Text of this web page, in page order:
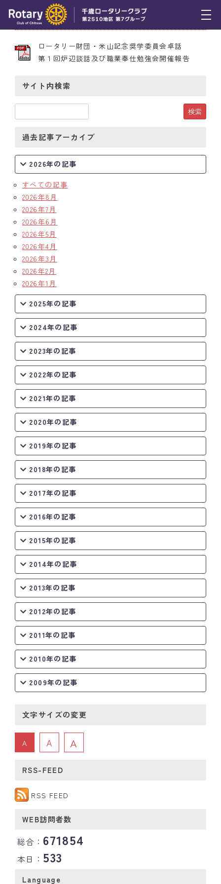
例会報告
活動報告
理事会報告
木曜会
組織図
クラブのあゆみ
クラブの歴史
歴代会長・幹事
記念誌
案内
例会場・事務局の案内
リンク集
情報公開
入会のご案内
2014年11月20日 第2222号
ロータリー財団・米山記念奨学委員会卓話
第１回炉辺談話及び職業奉仕勉強会開催報告
サイト内検索
過去記事アーカイブ
2026年の記事
すべての記事
2026年8月
2026年7月
2026年6月
2026年5月
2026年4月
2026年3月
2026年2月
2026年1月
2025年の記事
2024年の記事
2023年の記事
2022年の記事
2021年の記事
2020年の記事
2019年の記事
2018年の記事
2017年の記事
2016年の記事
2015年の記事
2014年の記事
2013年の記事
2012年の記事
2011年の記事
2010年の記事
2009年の記事
文字サイズの変更
A A A
RSS-FEED
RSS FEED
WEB訪問者数
総合： 671854
本日： 533
Language